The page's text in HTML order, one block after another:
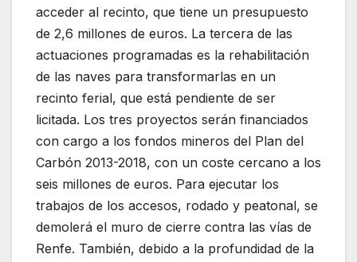
acceder al recinto, que tiene un presupuesto
de 2,6 millones de euros. La tercera de las
actuaciones programadas es la rehabilitación
de las naves para transformarlas en un
recinto ferial, que está pendiente de ser
licitada. Los tres proyectos serán financiados
con cargo a los fondos mineros del Plan del
Carbón 2013-2018, con un coste cercano a los
seis millones de euros. Para ejecutar los
trabajos de los accesos, rodado y peatonal, se
demolerá el muro de cierre contra las vías de
Renfe. También, debido a la profundidad de la